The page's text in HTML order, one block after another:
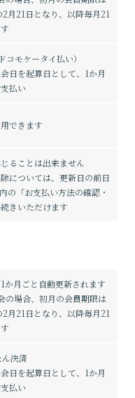
月21日となり、以降毎月21
コモケータイ払い）
日を起算日として、1か月
払い
できます
ることは出来ません
については、更新日の前日
の「お支払い方法の確認・
きいただけます
か月ごと自動更新されます
の場合、初月の会員期限は
月21日となり、以降毎月21
決済
日を起算日として、1か月
払い